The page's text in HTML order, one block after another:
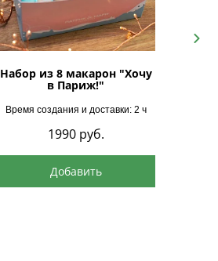
Набор из 8 макарон "Хочу
в Париж!"
Время создания и доставки: 2 ч
1990 руб.
Добавить
Next